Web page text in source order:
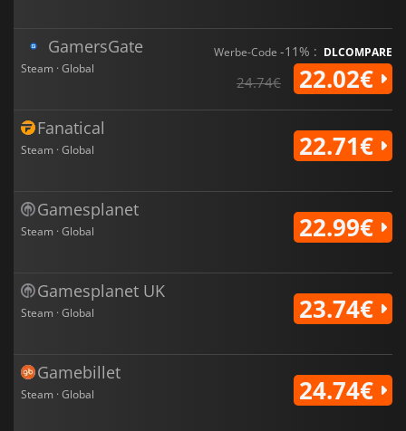
GamersGate
Steam · Global
Werbe-Code -11% : DLCOMPARE
24.74€ 22.02€
Fanatical
Steam · Global 22.71€
Gamesplanet
Steam · Global 22.99€
Gamesplanet UK
Steam · Global 23.74€
Gamebillet
Steam · Global 24.74€